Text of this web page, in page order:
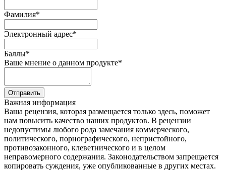
Фамилия*
Электронный адрес*
Баллы*
Ваше мнение о данном продукте*
Отправить
Важная информация
Ваша рецензия, которая размещается только здесь, поможет
нам повысить качество наших продуктов. В рецензии
недопустимы любого рода замечания коммерческого,
политического, порнографического, непристойного,
противозаконного, клеветнического и в целом
неправомерного содержания. Законодательством запрещается
копировать суждения, уже опубликованные в других местах.